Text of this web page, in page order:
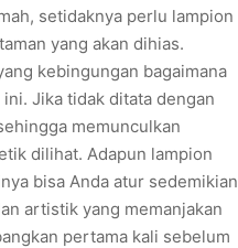
setidaknya perlu lampion
yang akan dihias.
kebingungan bagaimana
Jika tidak ditata dengan
memunculkan
dilihat. Adapun lampion
bisa Anda atur sedemikian
artistik yang memanjakan
pertama kali sebelum